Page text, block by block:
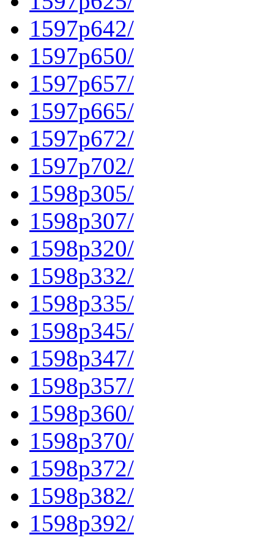
1597p642/
1597p650/
1597p657/
1597p665/
1597p672/
1597p702/
1598p305/
1598p307/
1598p320/
1598p332/
1598p335/
1598p345/
1598p347/
1598p357/
1598p360/
1598p370/
1598p372/
1598p382/
1598p392/